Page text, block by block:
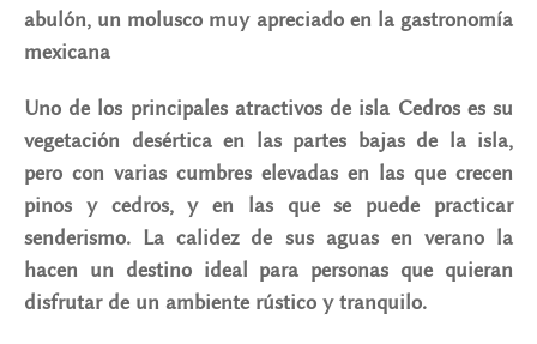
abulón, un molusco muy apreciado en la gastronomía
mexicana
Uno de los principales atractivos de isla Cedros es su
vegetación desértica en las partes bajas de la isla,
pero con varias cumbres elevadas en las que crecen
pinos y cedros, y en las que se puede practicar
senderismo. La calidez de sus aguas en verano la
hacen un destino ideal para personas que quieran
disfrutar de un ambiente rústico y tranquilo.